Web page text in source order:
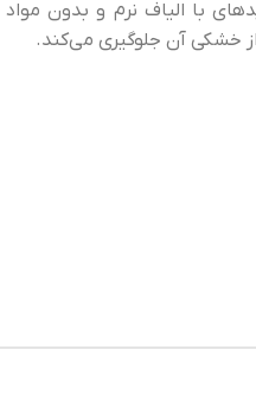
با الیاف نرم و بدون
خشکی آن جلوگیری می‌کند.